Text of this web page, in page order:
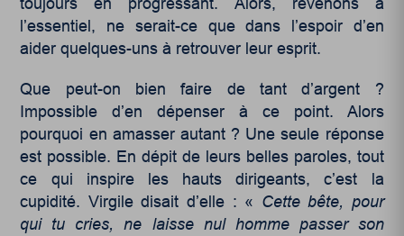
toujours en progressant. Alors, revenons à
l’essentiel, ne serait-ce que dans l’espoir d’en
aider quelques-uns à retrouver leur esprit.
Que peut-on bien faire de tant d’argent ?
Impossible d’en dépenser à ce point. Alors
pourquoi en amasser autant ? Une seule réponse
est possible. En dépit de leurs belles paroles, tout
ce qui inspire les hauts dirigeants, c’est la
cupidité. Virgile disait d’elle : « Cette bête, pour
qui tu cries, ne laisse nul homme passer son